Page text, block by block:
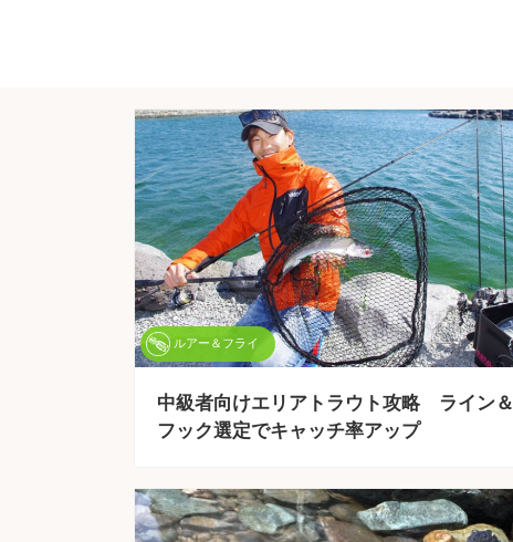
ルアー＆フライ
中級者向けエリアトラウト攻略 ライン＆
フック選定でキャッチ率アップ